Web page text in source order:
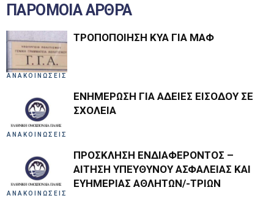
ΠΑΡΟΜΟΙΑ ΑΡΘΡΑ
ΑΝΑΚΟΙΝΩΣΕΙΣ
ΤΡΟΠΟΠΟΙΗΣΗ ΚΥΑ ΓΙΑ ΜΑΦ
ΑΝΑΚΟΙΝΩΣΕΙΣ
ΕΝΗΜΕΡΩΣΗ ΓΙΑ ΑΔΕΙΕΣ ΕΙΣΟΔΟΥ ΣΕ
ΣΧΟΛΕΙΑ
ΑΝΑΚΟΙΝΩΣΕΙΣ
ΠΡΟΣΚΛΗΣΗ ΕΝΔΙΑΦΕΡΟΝΤΟΣ –
ΑΙΤΗΣΗ ΥΠΕΥΘΥΝΟΥ ΑΣΦΑΛΕΙΑΣ ΚΑΙ
ΕΥΗΜΕΡΙΑΣ ΑΘΛΗΤΩΝ/-ΤΡΙΩΝ